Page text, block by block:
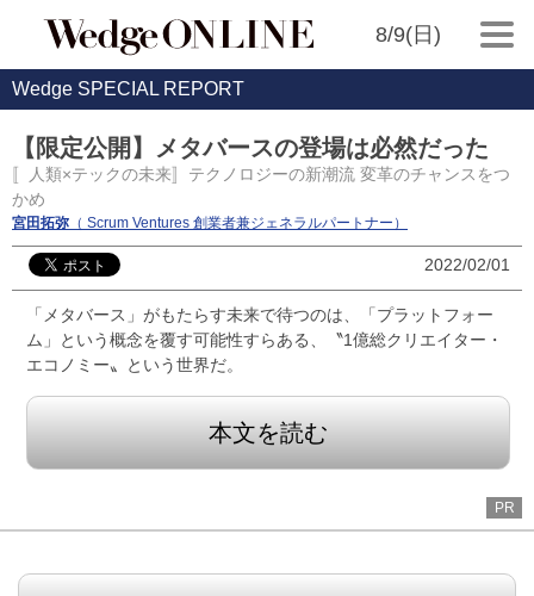
8/9(日)
Wedge SPECIAL REPORT
【限定公開】メタバースの登場は必然だった
〚人類×テックの未来〛テクノロジーの新潮流 変革のチャンスをつ
かめ
宮田拓弥 （ Scrum Ventures 創業者兼ジェネラルパートナー）
2022/02/01
「メタバース」がもたらす未来で待つのは、「プラットフォー
ム」という概念を覆す可能性すらある、〝1億総クリエイター・
エコノミー〟という世界だ。
本文を読む
PR